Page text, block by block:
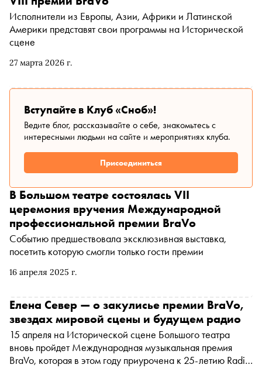
27 марта 2026 г.
Исполнители из Европы, Азии, Африки и Латинской
Америки представят свои программы на Исторической
сцене
Вступайте в Клуб «Сноб»!
Ведите блог, рассказывайте о себе, знакомьтесь с
интересными людьми на сайте и мероприятиях клуба.
Присоединиться
16 апреля 2025 г.
В Большом театре состоялась VII
церемония вручения Международной
профессиональной премии BraVo
Событию предшествовала эксклюзивная выставка,
посетить которую смогли только гости премии
Елена Север — о закулисье премии BraVo,
звездах мировой сцены и будущем радио
15 апреля на Исторической сцене Большого театра
вновь пройдет Международная музыкальная премия
BraVo, которая в этом году приурочена к 25-летию Radio